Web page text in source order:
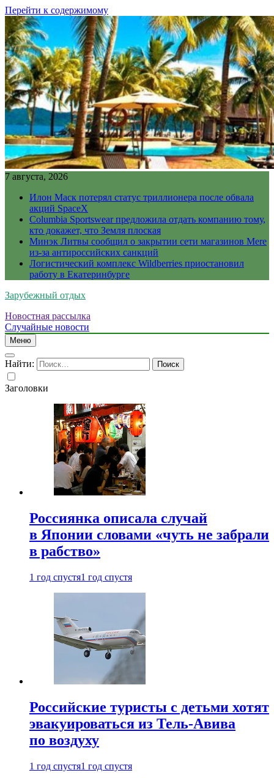
Перейти к содержимому
7 августа, 2026
Илон Маск потерял статус триллионера после обвала
акций SpaceX
Columbia Sportswear предложила отдать компанию тому,
кто докажет, что Земля плоская
Минэк Литвы сообщил о закрытии сети магазинов Mere
из-за антироссийских санкций
Логистический комплекс Wildberries приостановил
работу в Екатеринбурге
Зарубежный отдых
Новостная рассылка
Случайные новости
Меню
Найти:
Заголовки
Россиянка описала случай
в Японии словами «чуть не забрали
в рабство»
1 год спустя1 год спустя
Российские туристы с детьми хотят
эвакуироваться из Тель-Авива
по воздуху
1 год спустя1 год спустя